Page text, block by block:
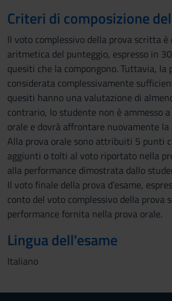
Criteri di composizione
Il voto complessivo della prova scritta è
aritmetica del punteggio, espresso in
quesiti che la compongono. Tuttavia, la
considerata complessivamente
quesiti hanno una valutazione di
contrario, lo studente non è ammesso
orale e dovrà affrontare nuovamente
Alla prova orale sono attribuiti 5 punti
aggiunti o tolti al voto riportato nella
alla performance dimostrata dallo
Il voto finale della prova d’esame,
conto del voto complessivo della prova
performance fornita nella prova orale.
Lingua dell'esame
Italiano